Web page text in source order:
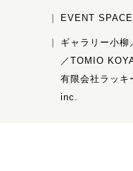
EVENT SPACE
ギャラリー小
／TOMIO
有限会社ラッキ
inc.